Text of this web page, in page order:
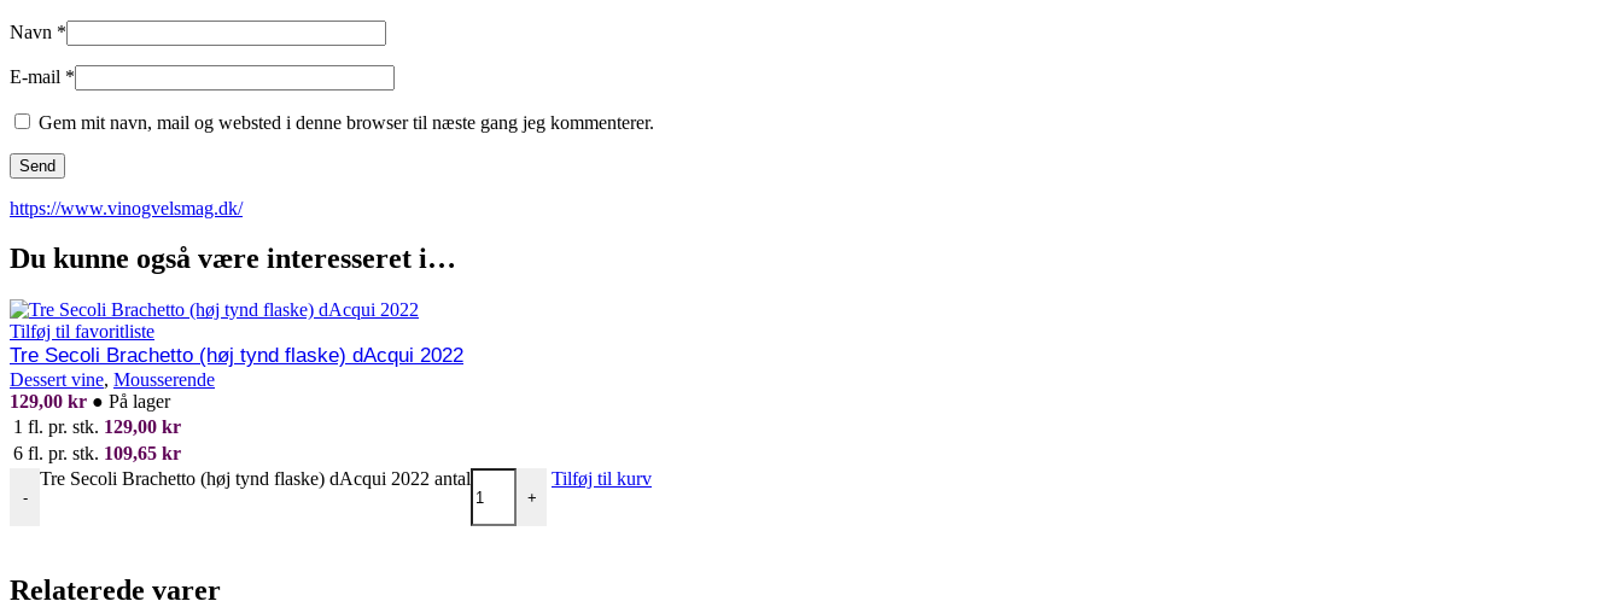
Navn *
E-mail *
Gem mit navn, mail og websted i denne browser til næste gang jeg kommenterer.
https://www.vinogvelsmag.dk/
Du kunne også være interesseret i…
Tilføj til favoritliste
Tre Secoli Brachetto (høj tynd flaske) dAcqui 2022
Dessert vine, Mousserende
129,00 kr ● På lager
1 fl. pr. stk. 129,00 kr
6 fl. pr. stk. 109,65 kr
-
Tre Secoli Brachetto (høj tynd flaske) dAcqui 2022 antal
+
Tilføj til kurv
Relaterede varer